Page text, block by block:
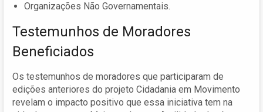
Organizações Não Governamentais.
Testemunhos de Moradores
Beneficiados
Os testemunhos de moradores que participaram de
edições anteriores do projeto Cidadania em Movimento
revelam o impacto positivo que essa iniciativa tem na